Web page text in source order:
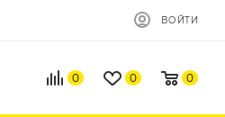
ВОЙТИ
0 0 0